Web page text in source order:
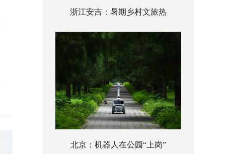
浙江安吉：暑期乡村文旅热
北京：机器人在公园“上岗”